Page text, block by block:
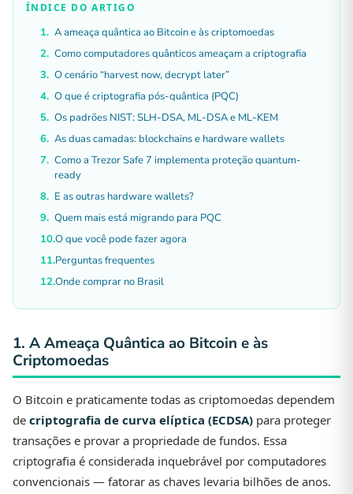
ÍNDICE DO ARTIGO
A ameaça quântica ao Bitcoin e às criptomoedas
Como computadores quânticos ameaçam a criptografia
O cenário “harvest now, decrypt later”
O que é criptografia pós-quântica (PQC)
Os padrões NIST: SLH-DSA, ML-DSA e ML-KEM
As duas camadas: blockchains e hardware wallets
Como a Trezor Safe 7 implementa proteção quantum-
ready
E as outras hardware wallets?
Quem mais está migrando para PQC
O que você pode fazer agora
Perguntas frequentes
Onde comprar no Brasil
1. A Ameaça Quântica ao Bitcoin e às
Criptomoedas
O Bitcoin e praticamente todas as criptomoedas dependem
de criptografia de curva elíptica (ECDSA) para proteger
transações e provar a propriedade de fundos. Essa
criptografia é considerada inquebrável por computadores
convencionais — fatorar as chaves levaria bilhões de anos.